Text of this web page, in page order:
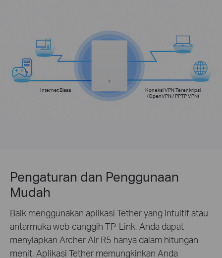
Internet Biasa
Koneksi VPN Terenkripsi
(OpenVPN / PPTP VPN)
Pengaturan dan Penggunaan
Mudah
Baik menggunakan aplikasi Tether yang intuitif atau
antarmuka web canggih TP-Link, Anda dapat
menyiapkan Archer Air R5 hanya dalam hitungan
menit. Aplikasi Tether memungkinkan Anda